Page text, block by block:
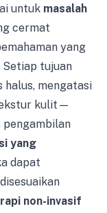
untuk masalah
cermat
yang
Setiap tujuan
mengatasi
kulit—
pengambilan
yang
dapat
non-invasif